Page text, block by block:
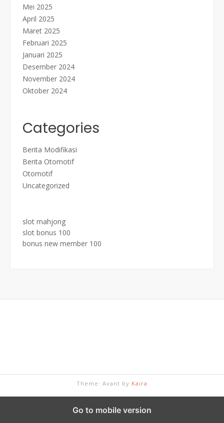
Mei 2025
April 2025
Maret 2025
Februari 2025
Januari 2025
Desember 2024
November 2024
Oktober 2024
Categories
Berita Modifikasi
Berita Otomotif
Otomotif
Uncategorized
slot mahjong
slot bonus 100
bonus new member 100
Theme: Avant by Kaira
Go to mobile version